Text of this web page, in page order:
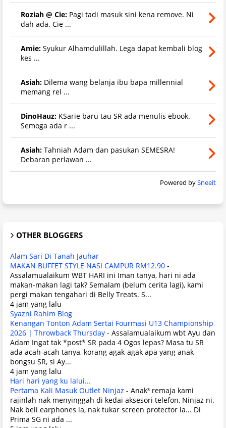
Roziah @ Cie: Pagi tadi masuk sini kena remove. Ni
dah ada. Cie ...
Amie: Syukur Alhamdulillah. Lega dapat kembali blog
kes ...
Asiah: Dilema wang belanja ibu bapa millennial
memang rel ...
DinoHauz: KSarie baru tau SR ada menulis ebook.
Semoga ada r ...
Asiah: Tahniah Adam dan pasukan SEMESRA!
Debaran perlawan ...
Powered bySneeit
OTHER BLOGGERS
Alam Sari Di Tanah Jauhar
MAKAN BUFFET STYLE NASI CAMPUR RM12.90 -
Assalamualaikum WBT HARI ini Iman tanya, hari ni ada
makan-makan lagi tak? Semalam (belum cerita lagi), kami
pergi makan tengahari di Belly Treats. S...
4 jam yang lalu
Syazni Rahim Blog
Kenangan Tonton Adam Sertai Fourmasi U13 Championship
2026 | Throwback Thursday - Assalamualaikum wbt Ayu dan
Adam Ingat tak *post* SR pada 4 Ogos lepas? Masa tu SR
ada acah-acah tanya, korang agak-agak apa yang anak
bongsu SR, si Ay...
4 jam yang lalu
Hari hari yang ku lalui...
Pertama Kali Masuk Outlet Ninjaz - Anak³ remaja kami
rajinlah nak menyinggah di kedai aksesori telefon, Ninjaz ni.
Nak beli earphones la, nak tukar screen protector la... Di
Prima SG ni ada ...